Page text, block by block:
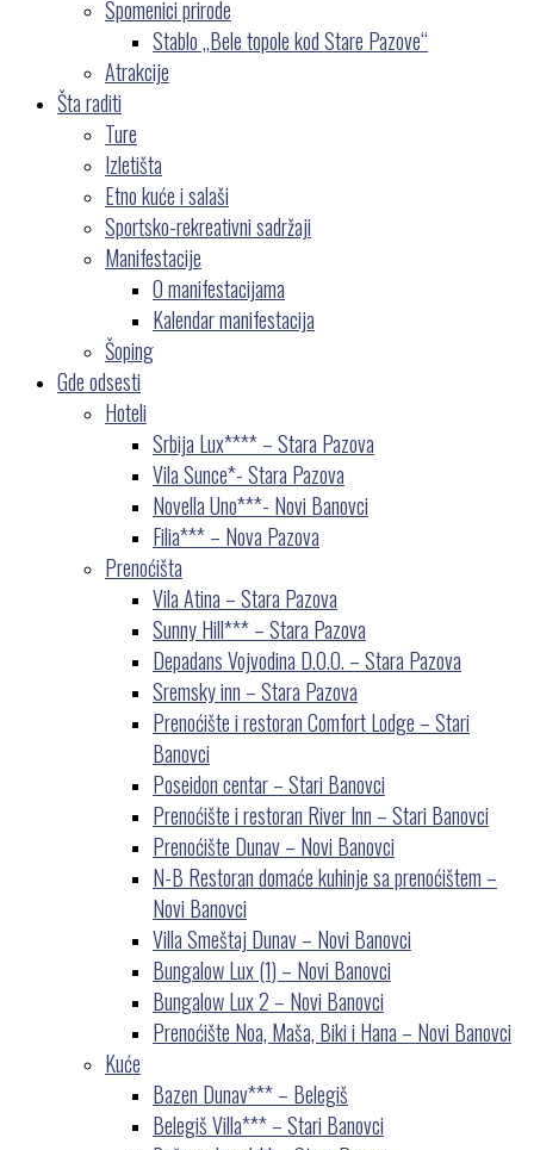
Spomenici prirode
Stablo „Bele topole kod Stare Pazove“
Atrakcije
Šta raditi
Ture
Izletišta
Etno kuće i salaši
Sportsko-rekreativni sadržaji
Manifestacije
O manifestacijama
Kalendar manifestacija
Šoping
Gde odsesti
Hoteli
Srbija Lux**** – Stara Pazova
Vila Sunce*- Stara Pazova
Novella Uno***- Novi Banovci
Filia*** – Nova Pazova
Prenoćišta
Vila Atina – Stara Pazova
Sunny Hill*** – Stara Pazova
Depadans Vojvodina D.O.O. – Stara Pazova
Sremsky inn – Stara Pazova
Prenoćište i restoran Comfort Lodge – Stari
Banovci
Poseidon centar – Stari Banovci
Prenoćište i restoran River Inn – Stari Banovci
Prenoćište Dunav – Novi Banovci
N-B Restoran domaće kuhinje sa prenoćištem –
Novi Banovci
Villa Smeštaj Dunav – Novi Banovci
Bungalow Lux (1) – Novi Banovci
Bungalow Lux 2 – Novi Banovci
Prenoćište Noa, Maša, Biki i Hana – Novi Banovci
Kuće
Bazen Dunav*** – Belegiš
Belegiš Villa*** – Stari Banovci